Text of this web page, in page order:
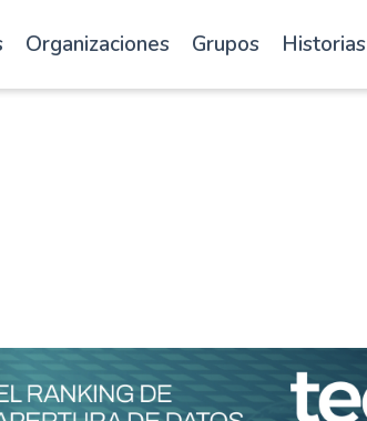
Organizaciones Grupos Historias